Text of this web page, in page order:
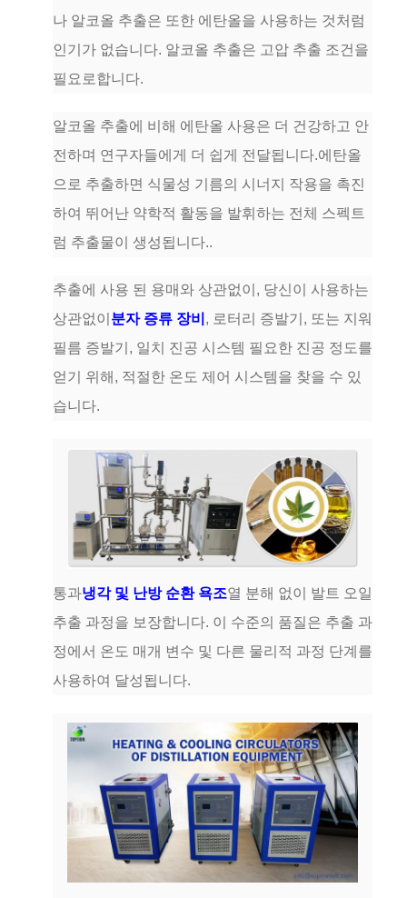
나 알코올 추출은 또한 에탄올을 사용하는 것처럼
인기가 없습니다. 알코올 추출은 고압 추출 조건을
필요로합니다.
알코올 추출에 비해 에탄올 사용은 더 건강하고 안
전하며 연구자들에게 더 쉽게 전달됩니다.에탄올
으로 추출하면 식물성 기름의 시너지 작용을 촉진
하여 뛰어난 약학적 활동을 발휘하는 전체 스펙트
럼 추출물이 생성됩니다..
추출에 사용 된 용매와 상관없이, 당신이 사용하는
상관없이 분자 증류 장비 , 로터리 증발기, 또는 지워
필름 증발기, 일치 진공 시스템 필요한 진공 정도를
얻기 위해, 적절한 온도 제어 시스템을 찾을 수 있
습니다.
통과냉각 및 난방 순환 욕조열 분해 없이 발트 오일
추출 과정을 보장합니다. 이 수준의 품질은 추출 과
정에서 온도 매개 변수 및 다른 물리적 과정 단계를
사용하여 달성됩니다.